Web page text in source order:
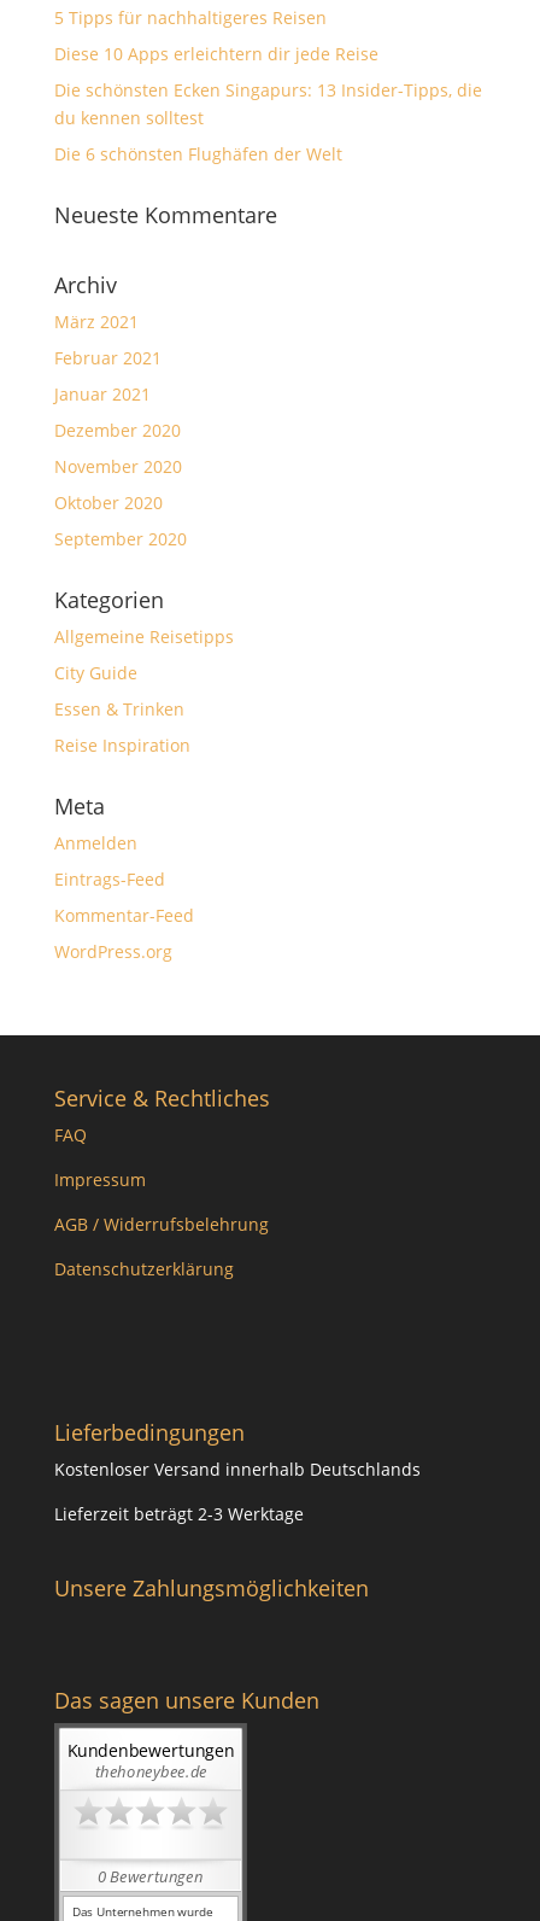
5 Tipps für nachhaltigeres Reisen
Diese 10 Apps erleichtern dir jede Reise
Die schönsten Ecken Singapurs: 13 Insider-Tipps, die
du kennen solltest
Die 6 schönsten Flughäfen der Welt
Neueste Kommentare
Archiv
März 2021
Februar 2021
Januar 2021
Dezember 2020
November 2020
Oktober 2020
September 2020
Kategorien
Allgemeine Reisetipps
City Guide
Essen & Trinken
Reise Inspiration
Meta
Anmelden
Eintrags-Feed
Kommentar-Feed
WordPress.org
Service & Rechtliches
FAQ
Impressum
AGB / Widerrufsbelehrung
Datenschutzerklärung
Lieferbedingungen
Kostenloser Versand innerhalb Deutschlands
Lieferzeit beträgt 2-3 Werktage
Unsere Zahlungsmöglichkeiten
Das sagen unsere Kunden